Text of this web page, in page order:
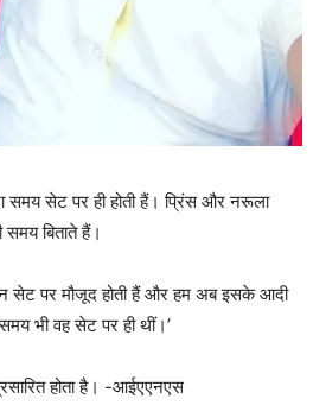
समय सेट पर ही होती हैं। प्रिंस और नरूला
बिताते हैं।
सेट पर मौजूद होती हैं और हम अब इसके आदी
भी वह सेट पर ही थीं।’
होता है। -आईएएनएस